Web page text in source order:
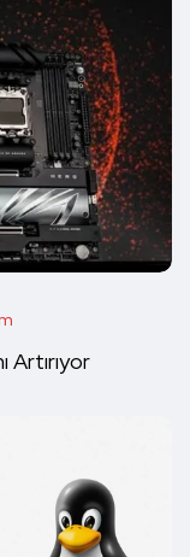
Artırıyor